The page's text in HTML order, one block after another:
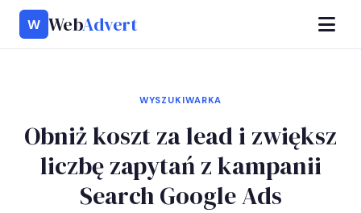
W WebAdvert
WYSZUKIWARKA
Obniż koszt za lead i zwiększ
liczbę zapytań z kampanii
Search Google Ads